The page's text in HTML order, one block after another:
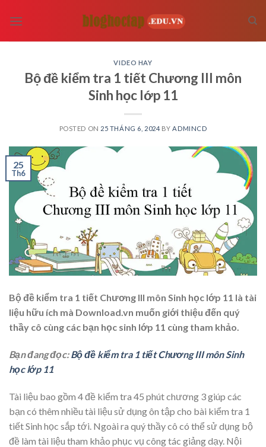
VIDEO HAY
Bộ đề kiểm tra 1 tiết Chương III môn
Sinh học lớp 11
POSTED ON 25 THÁNG 6, 2024 BY ADMINCD
25
Th6
Bộ đề kiểm tra 1 tiết Chương III môn Sinh học lớp 11 là tài
liệu hữu ích mà Download.vn muốn giới thiệu đến quý
thầy cô cùng các bạn học sinh lớp 11 cùng tham khảo.
Bạn đang đọc:Bộ đề kiểm tra 1 tiết Chương III môn Sinh
học lớp 11
Tài liệu bao gồm 4 đề kiểm tra 45 phút chương 3 giúp các
bạn có thêm nhiều tài liệu sử dụng ôn tập cho bài kiểm tra 1
tiết Sinh học sắp tới. Ngoài ra quý thầy cô có thể sử dụng bộ
đề làm tài liệu tham khảo phục vụ công tác giảng dạy. Nội